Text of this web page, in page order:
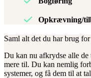
Opkrævning/
Saml alt det du har brug
Du kan nu afkrydse alle
mere til. Du kan nemlig
systemer, og få dem til at